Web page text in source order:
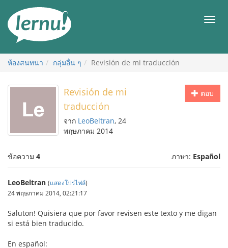
สารบัญ
เมนู
ห้องสนทนา กลุ่มอื่น ๆ Revisión de mi traducción
ตอบ
Revisión de mi
traducción
จาก LeoBeltran, 24
พฤษภาคม 2014
ข้อความ 4 ภาษา: Español
LeoBeltran (แสดงโปรไฟล์)
24 พฤษภาคม 2014, 02:21:17
Saluton! Quisiera que por favor revisen este texto y me digan
si está bien traducido.
En español: